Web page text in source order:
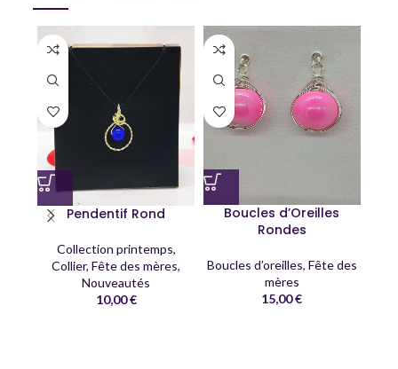
Pendentif Rond
Collection printemps,
Collier,Fête des mères,
Nouveautés
10,00€
Boucles d’Oreilles
Rondes
Boucles d’oreilles, Fête des
mères
15,00€